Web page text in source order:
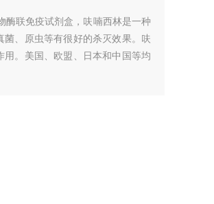
酶联免疫试剂盒，呋喃西林是一种
菌、原虫等有很好的杀灭效果。呋
。美国、欧盟、日本和中国等均